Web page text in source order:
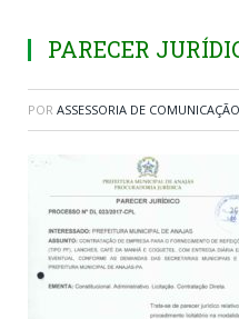
PARECER
POR ASSESSORIA DE COMUNICAÇÃO